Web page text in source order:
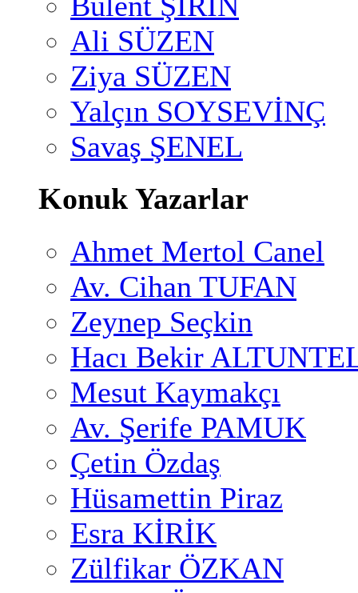
Ali SÜZEN
Ziya SÜZEN
Yalçın SOYSEVİNÇ
Savaş ŞENEL
Konuk Yazarlar
Ahmet Mertol Canel
Av. Cihan TUFAN
Zeynep Seçkin
Hacı Bekir
Mesut Kaymakçı
Av. Şerife PAMUK
Çetin Özdaş
Hüsamettin Piraz
Esra KİRİK
Zülfikar ÖZKAN